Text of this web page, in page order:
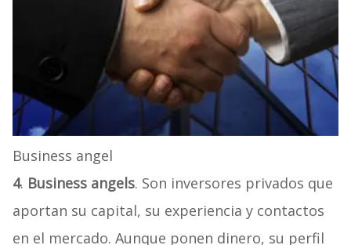
Business angel
4. Business angels. Son inversores privados que
aportan su capital, su experiencia y contactos
en el mercado. Aunque ponen dinero, su perfil